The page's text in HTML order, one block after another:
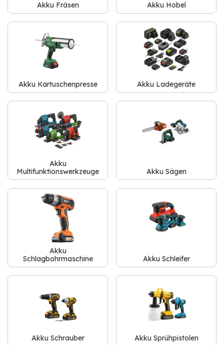
Akku Fräsen Akku Hobel
Akku Kartuschenpresse Akku Ladegeräte
Akku
Multifunktionswerkzeuge
Akku Sägen
Akku
Schlagbohrmaschine
Akku Schleifer
Akku Schrauber Akku Sprühpistolen